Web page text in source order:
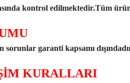
kontrol edilmektedir.Tüm
sorunlar garanti kapsamı
KURALLARI